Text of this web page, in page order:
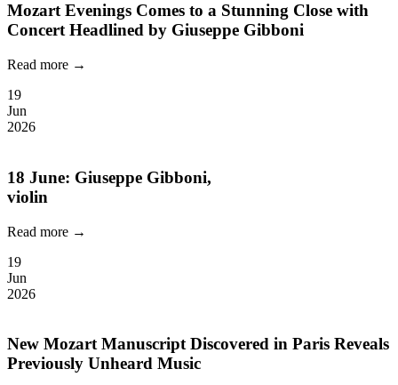
Mozart Evenings Comes to a Stunning Close with
Concert Headlined by Giuseppe Gibboni
Read more →
19
Jun
2026
18 June: Giuseppe Gibboni,
violin
Read more →
19
Jun
2026
New Mozart Manuscript Discovered in Paris Reveals
Previously Unheard Music